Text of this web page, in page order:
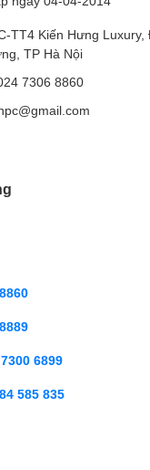
TT4 Kiến Hưng Luxury,
TP Hà Nội
7306 8860
6899
585 835